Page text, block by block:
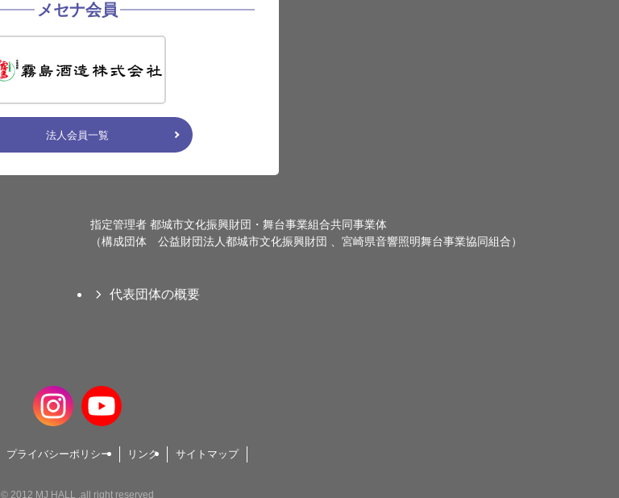
メセナ会員
法人会員一覧
指定管理者 都城市文化振興財団・舞台事業組合共同事業体
（構成団体 公益財団法人都城市文化振興財団 、宮崎県音響照明舞台事業協同組合）
代表団体の概要
プライバシーポリシー リンク サイトマップ
© 2012 MJ HALL .all right reserved